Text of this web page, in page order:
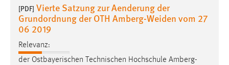
[PDF] Vierte Satzung zur Aenderung der
Grundordnung der OTH Amberg-Weiden vom 27
06 2019
Relevanz:
der Ostbayerischen Technischen Hochschule Amberg-